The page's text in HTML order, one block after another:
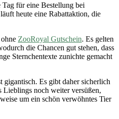
für eine Bestellung bei
heute eine Rabattaktion, die
ZooRoyal Gutschein. Es gelten
die Chancen gut stehen, dass
Sternchentexte zunichte gemacht
Es gibt daher sicherlich
Lieblings noch weiter versüßen,
um ein schön verwöhntes Tier